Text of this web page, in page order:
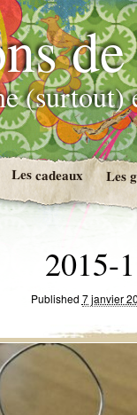
(surtout)
Les cadeaux Les
2015-
Published 7 janvier